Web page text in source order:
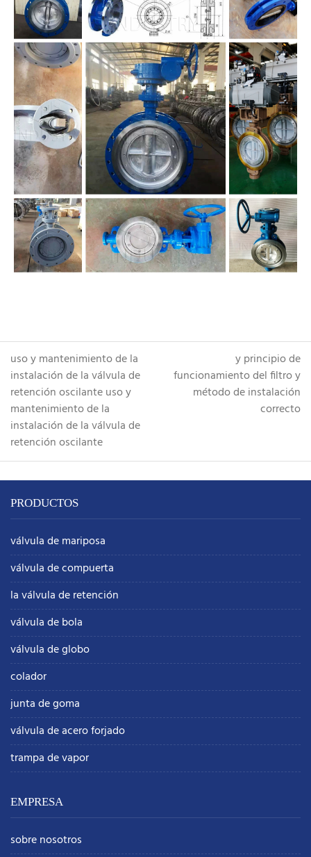
uso y mantenimiento de la
instalación de la válvula de
retención oscilanteuso y
mantenimiento de la
instalación de la válvula de
retención oscilante
y principio de
funcionamiento del filtro y
método de instalación
correcto
PRODUCTOS
válvula de mariposa
válvula de compuerta
la válvula de retención
válvula de bola
válvula de globo
colador
junta de goma
válvula de acero forjado
trampa de vapor
EMPRESA
sobre nosotros